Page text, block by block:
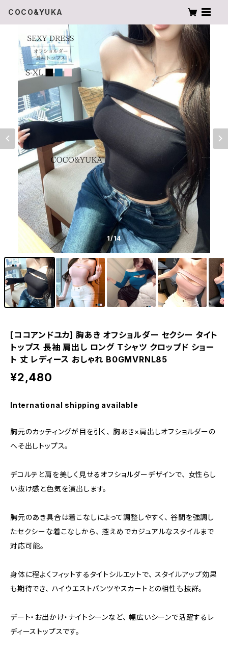
COCO&YUKA
1/14
[ココアンドユカ] 胸あき オフショルダー セクシー タイト
トップス 長袖 肩出し ロング Tシャツ クロップド ショー
ト 丈 レディース おしゃれ B0GMVRNL85
¥2,480
International shipping available
胸元のカッティングが目を引く、 胸あき×肩出しオフショルダーの
へそ出しトップス。
デコルテと肩を美しく見せるオフショルダーデザインで、 女性らし
い抜け感と色気を演出します。
胸元のあき具合は着こなしによって調整しやすく、 谷間を強調し
たセクシーな着こなしから、 控えめでカジュアルなスタイルまで
対応可能。
身体に程よくフィットするタイトシルエットで、 スタイルアップ効果
も期待でき、 ハイウエストパンツやスカートとの相性も抜群。
デート・お出かけ・ナイトシーンなど、 幅広いシーンで活躍するレ
ディーストップスです。